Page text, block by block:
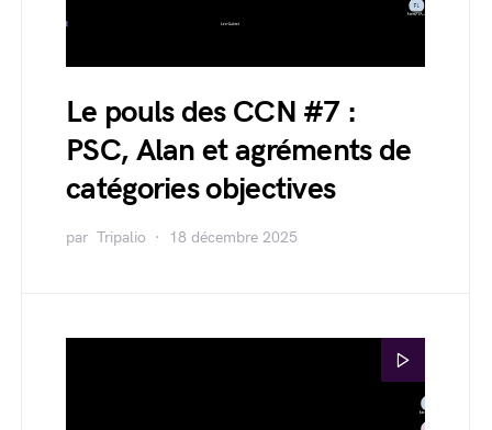
Le pouls des CCN #7 :
PSC, Alan et agréments de
catégories objectives
par Tripalio 18 décembre 2025